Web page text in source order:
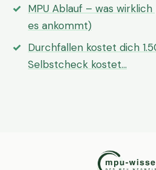
MPU Ablauf – was
es ankommt)
Durchfallen kostet dich
Selbstcheck kostet…